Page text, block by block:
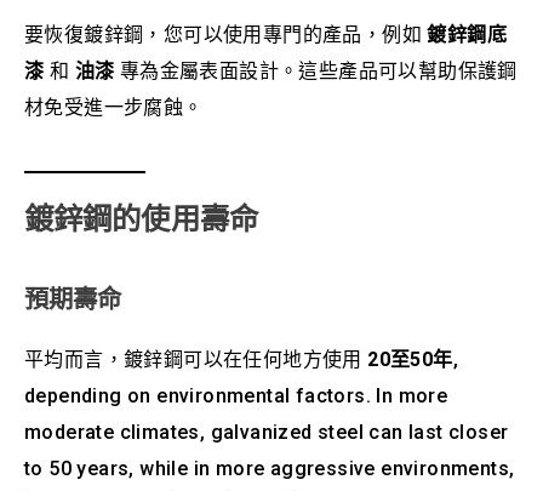
要恢復鍍鋅鋼，您可以使用專門的產品，例如鍍鋅鋼底
漆 和 油漆 專為金屬表面設計。這些產品可以幫助保護鋼
材免受進一步腐蝕。
鍍鋅鋼的使用壽命
預期壽命
平均而言，鍍鋅鋼可以在任何地方使用 20至50年,
depending on environmental factors. In more
moderate climates, galvanized steel can last closer
to 50 years, while in more aggressive environments,